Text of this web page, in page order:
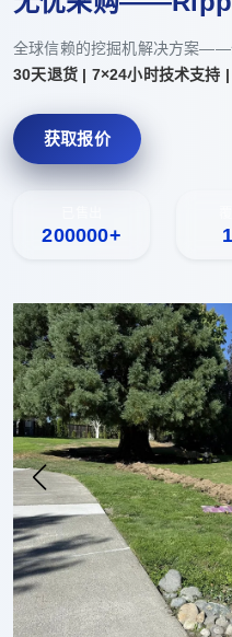
全球信赖的挖掘机解决方案——
30天退货 | 7×24小时技术支持
获取报价
200000+